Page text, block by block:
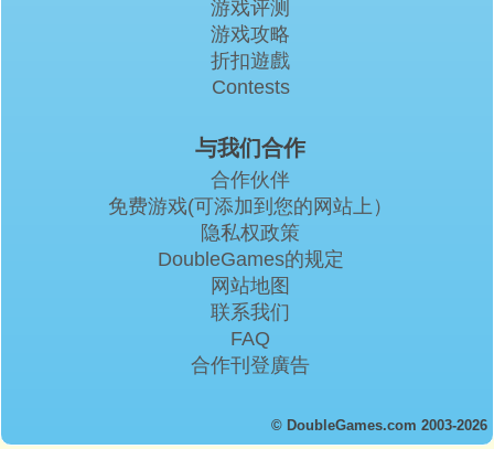
游戏评测
游戏攻略
折扣遊戲
Contests
与我们合作
合作伙伴
免费游戏(可添加到您的网站上）
隐私权政策
DoubleGames的规定
网站地图
联系我们
FAQ
合作刊登廣告
© DoubleGames.com 2003-2026